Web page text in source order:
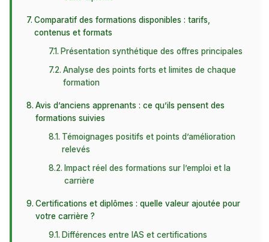
Comparatif des formations disponibles : tarifs,
contenus et formats
Présentation synthétique des offres principales
Analyse des points forts et limites de chaque
formation
Avis d’anciens apprenants : ce qu’ils pensent des
formations suivies
Témoignages positifs et points d’amélioration
relevés
Impact réel des formations sur l’emploi et la
carrière
Certifications et diplômes : quelle valeur ajoutée pour
votre carrière ?
Différences entre IAS et certifications